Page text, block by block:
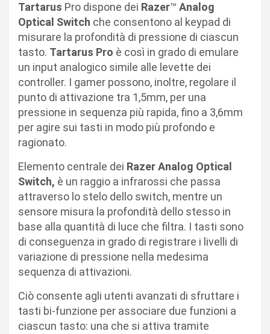
Tartarus Pro dispone dei Razer™ Analog
Optical Switch che consentono al keypad di
misurare la profondità di pressione di ciascun
tasto. Tartarus Pro è così in grado di emulare
un input analogico simile alle levette dei
controller. I gamer possono, inoltre, regolare il
punto di attivazione tra 1,5mm, per una
pressione in sequenza più rapida, fino a 3,6mm
per agire sui tasti in modo più profondo e
ragionato.
Elemento centrale dei Razer Analog Optical
Switch, è un raggio a infrarossi che passa
attraverso lo stelo dello switch, mentre un
sensore misura la profondità dello stesso in
base alla quantità di luce che filtra. I tasti sono
di conseguenza in grado di registrare i livelli di
variazione di pressione nella medesima
sequenza di attivazioni.
Ciò consente agli utenti avanzati di sfruttare i
tasti bi-funzione per associare due funzioni a
ciascun tasto: una che si attiva tramite